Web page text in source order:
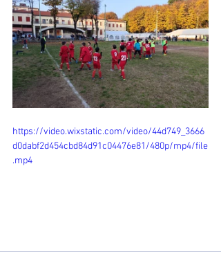
https://video.wixstatic.com/video/44d749_3666
d0dabf2d454cbd84d91c04476e81/480p/mp4/file
.mp4